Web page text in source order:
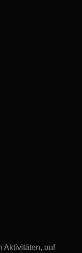
Aktivitäten, auf